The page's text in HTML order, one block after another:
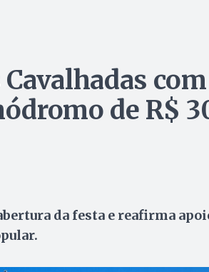
com
de R$
da festa e reafirma